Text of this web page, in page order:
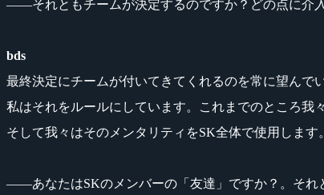
――それともチームが決定するのですか？どの点に介
bds
最終決定にチームが付いてきてくれるのを常に望んでい
私はそれをルールにしています。これまでのところ我
そして我々はそのメンタリティをSK全体で使用します。
――あなたはSKのメンバーの「友達」ですか？。それ